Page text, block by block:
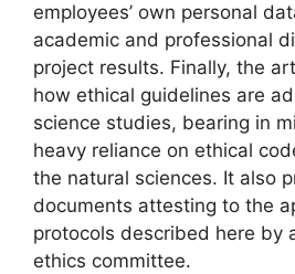
employees’ own personal
academic and professional
project results. Finally, the
how ethical guidelines are
science studies, bearing in
heavy reliance on ethical
the natural sciences. It also
documents attesting to the
protocols described here by
ethics committee.